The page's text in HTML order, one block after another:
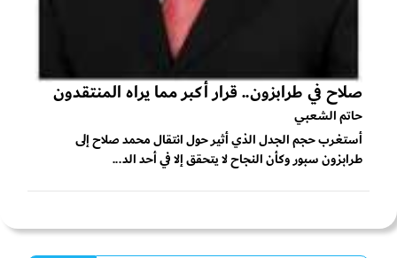
صلاح في طرابزون.. قرار أكبر مما يراه المنتقدون
حاتم الشعبي
أستغرب حجم الجدل الذي أثير حول انتقال محمد صلاح إلى
طرابزون سبور وكأن النجاح لا يتحقق إلا في أحد الد...